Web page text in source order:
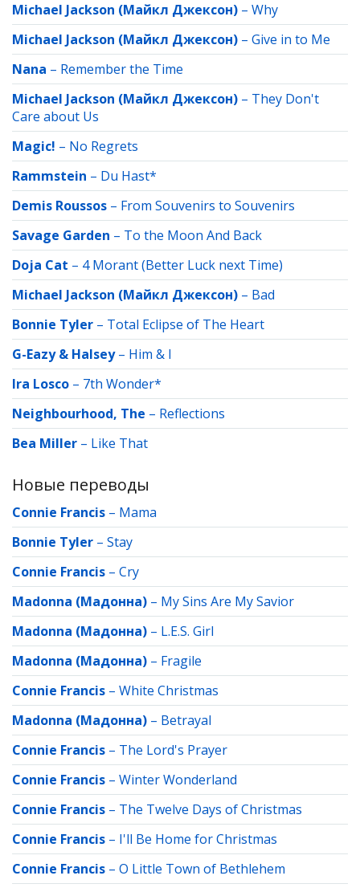
Michael Jackson (Майкл Джексон) – Why
Michael Jackson (Майкл Джексон) – Give in to Me
Nana – Remember the Time
Michael Jackson (Майкл Джексон) – They Don't
Care about Us
Magic! – No Regrets
Rammstein – Du Hast*
Demis Roussos – From Souvenirs to Souvenirs
Savage Garden – To the Moon And Back
Doja Cat – 4 Morant (Better Luck next Time)
Michael Jackson (Майкл Джексон) – Bad
Bonnie Tyler – Total Eclipse of The Heart
G-Eazy & Halsey– Him & I
Ira Losco – 7th Wonder*
Neighbourhood, The – Reflections
Bea Miller – Like That
Новые переводы
Connie Francis – Mama
Bonnie Tyler – Stay
Connie Francis – Cry
Madonna (Мадонна) – My Sins Are My Savior
Madonna (Мадонна) – L.E.S. Girl
Madonna (Мадонна) – Fragile
Connie Francis – White Christmas
Madonna (Мадонна) – Betrayal
Connie Francis – The Lord's Prayer
Connie Francis – Winter Wonderland
Connie Francis – The Twelve Days of Christmas
Connie Francis – I'll Be Home for Christmas
Connie Francis – O Little Town of Bethlehem